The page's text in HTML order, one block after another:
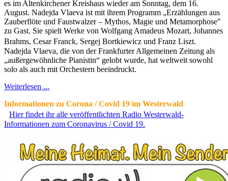
es im Altenkirchener Kreishaus wieder am Sonntag, dem 16.
August. Nadejda Vlaeva ist mit ihrem Programm „Erzählungen aus
Zauberflöte und Faustwalzer – Mythos, Magie und Metamorphose"
zu Gast. Sie spielt Werke von Wolfgang Amadeus Mozart, Johannes
Brahms, Cesar Franck, Sergej Bortkiewicz und Franz Liszt.
Nadejda Vlaeva, die von der Frankfurter Allgemeinen Zeitung als
„außergewöhnliche Pianistin“ gelobt wurde, hat weltweit sowohl
solo als auch mit Orchestern beeindruckt.
Weiterlesen ...
Informationen zu Corona / Covid 19 im Westerwald
Hier findet ihr alle veröffentlichten Radio Westerwald-
Informationen zum Coronavirus / Covid 19.